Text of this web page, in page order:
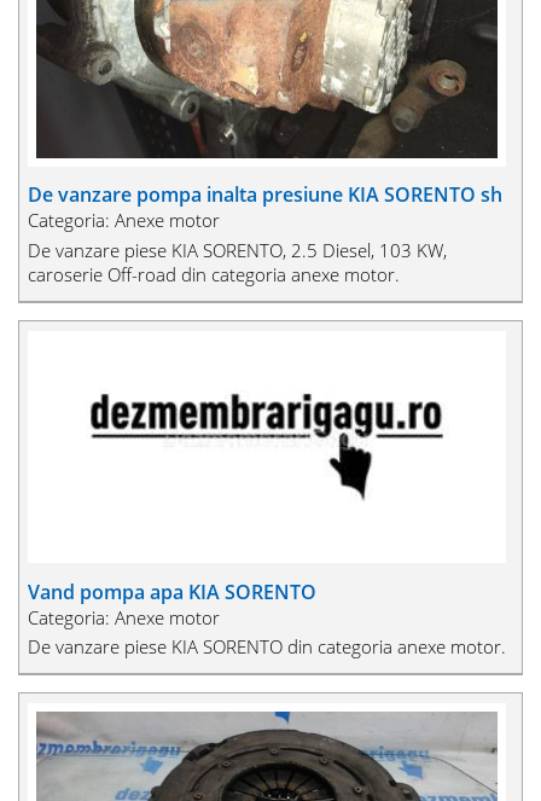
De vanzare pompa inalta presiune KIA SORENTO sh
Categoria: Anexe motor
De vanzare piese KIA SORENTO, 2.5 Diesel, 103 KW,
caroserie Off-road din categoria anexe motor.
Vand pompa apa KIA SORENTO
Categoria: Anexe motor
De vanzare piese KIA SORENTO din categoria anexe motor.